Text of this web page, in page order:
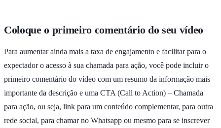
Coloque o primeiro comentário do seu vídeo
Para aumentar ainda mais a taxa de engajamento e facilitar para o
expectador o acesso à sua chamada para ação, você pode incluir o
primeiro comentário do vídeo com um resumo da informação mais
importante da descrição e uma CTA (Call to Action) – Chamada
para ação, ou seja, link para um conteúdo complementar, para outra
rede social, para chamar no Whatsapp ou mesmo para se inscrever